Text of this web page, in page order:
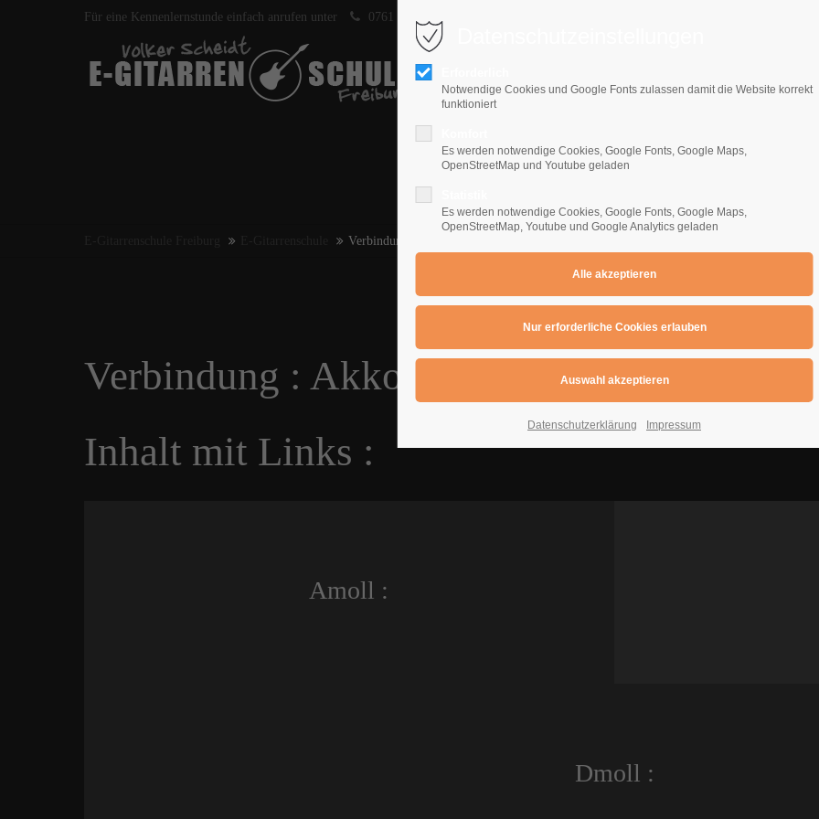
Für eine Kennenlernstunde einfach anrufen unter 0761 400 10 64
Home E-Gitarrenschule
Verbindung : Moll Arpeggio / Moll7 / Mollpentatonik / Blues
Verbindung : Akkord / Arpeggio / Skala
Inhalt mit Links :
Amoll :
Dmoll :
Notwendige Cookies und Google Fonts zulassen damit die Website korrekt
funktioniert
Es werden notwendige Cookies, Google Fonts, Google Maps,
OpenStreetMap und Youtube geladen
Es werden notwendige Cookies, Google Fonts, Google Maps,
OpenStreetMap, Youtube und Google Analytics geladen
Datenschutzerklärung Impressum